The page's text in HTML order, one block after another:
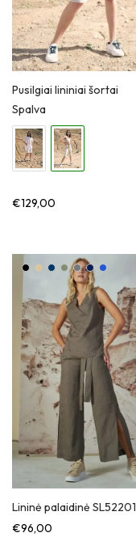
Pusilgiai lininiai šortai
Spalva
€129,00
Lininė palaidinė SL52201
€96,00